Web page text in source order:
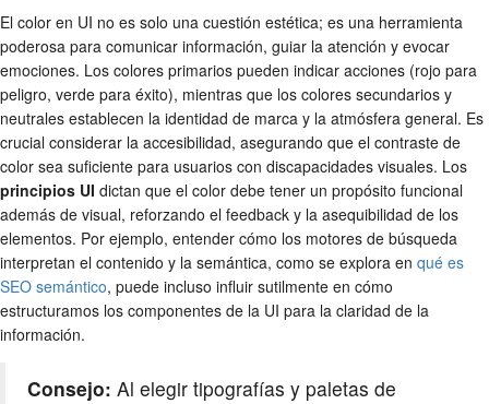
El color en UI no es solo una cuestión estética; es una herramienta
poderosa para comunicar información, guiar la atención y evocar
emociones. Los colores primarios pueden indicar acciones (rojo para
peligro, verde para éxito), mientras que los colores secundarios y
neutrales establecen la identidad de marca y la atmósfera general. Es
crucial considerar la accesibilidad, asegurando que el contraste de
color sea suficiente para usuarios con discapacidades visuales. Los
principios UI dictan que el color debe tener un propósito funcional
además de visual, reforzando el feedback y la asequibilidad de los
elementos. Por ejemplo, entender cómo los motores de búsqueda
interpretan el contenido y la semántica, como se explora en qué es
SEO semántico, puede incluso influir sutilmente en cómo
estructuramos los componentes de la UI para la claridad de la
información.
Consejo: Al elegir tipografías y paletas de